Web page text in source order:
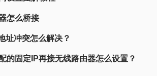
怎么桥接
址冲突怎么解决？
的固定IP再接无线路由器怎么设置？